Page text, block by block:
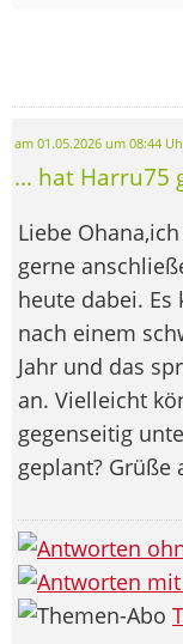
am 01.05.2026 um 08:44
... hat Harru75
Liebe
gerne
heute dabei.
nach einem
Jahr und das
an. Vielleicht
gegenseitig
geplant? Grüße